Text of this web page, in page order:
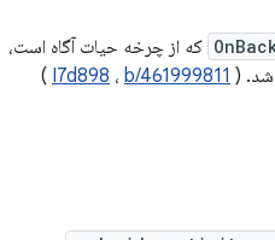
که از چرخه حیات آگاه است،
شد. (
I7d898 ، b/461999811
)